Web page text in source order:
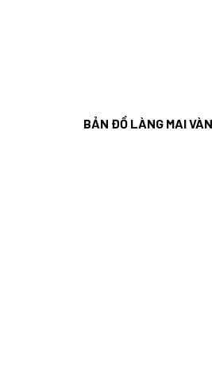
BẢN ĐỒ LÀNG MAI